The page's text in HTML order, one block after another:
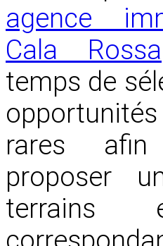
agence
Cala Rossa
temps de
rares
proposer
terrains